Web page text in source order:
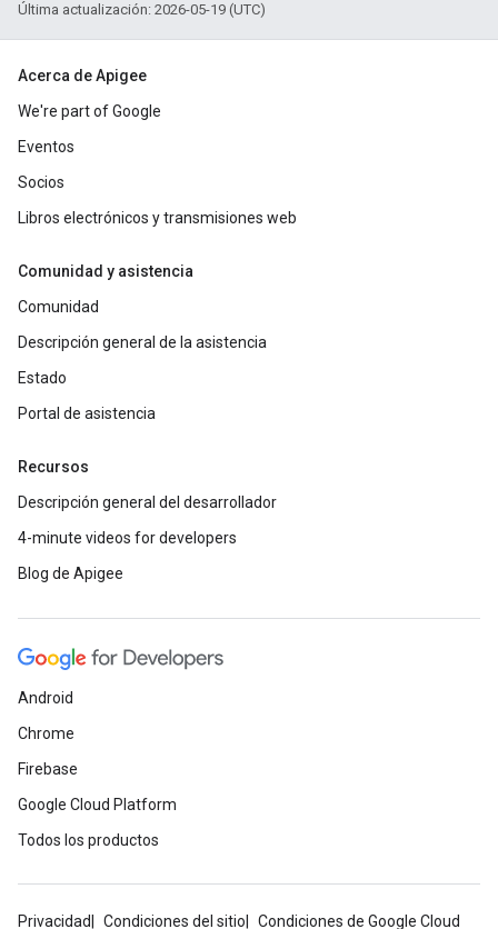
Última actualización: 2026-05-19 (UTC)
Acerca de Apigee
We're part of Google
Eventos
Socios
Libros electrónicos y transmisiones web
Comunidad y asistencia
Comunidad
Descripción general de la asistencia
Estado
Portal de asistencia
Recursos
Descripción general del desarrollador
4-minute videos for developers
Blog de Apigee
Android
Chrome
Firebase
Google Cloud Platform
Todos los productos
Privacidad Condiciones del sitio Condiciones de Google Cloud